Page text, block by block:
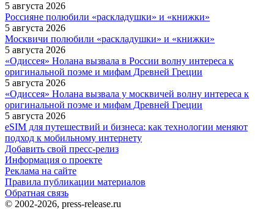
5 августа 2026
Россияне полюбили «раскладушки» и «книжки»
5 августа 2026
Москвичи полюбили «раскладушки» и «книжки»
5 августа 2026
«Одиссея» Нолана вызвала в России волну интереса к
оригинальной поэме и мифам Древней Греции
5 августа 2026
«Одиссея» Нолана вызвала у москвичей волну интереса к
оригинальной поэме и мифам Древней Греции
5 августа 2026
eSIM для путешествий и бизнеса: как технологии меняют
подход к мобильному интернету
Добавить свой пресс-релиз
Информация о проекте
Реклама на сайте
Правила публикации материалов
Обратная связь
© 2002-2026, press-release.ru